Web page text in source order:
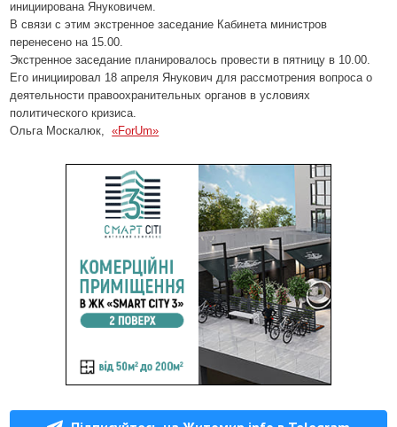
инициирована Януковичем.
В связи с этим экстренное заседание Кабинета министров
перенесено на 15.00.
Экстренное заседание планировалось провести в пятницу в 10.00.
Его инициировал 18 апреля Янукович для рассмотрения вопроса о
деятельности правоохранительных органов в условиях
политического кризиса.
Ольга Москалюк,«ForUm»